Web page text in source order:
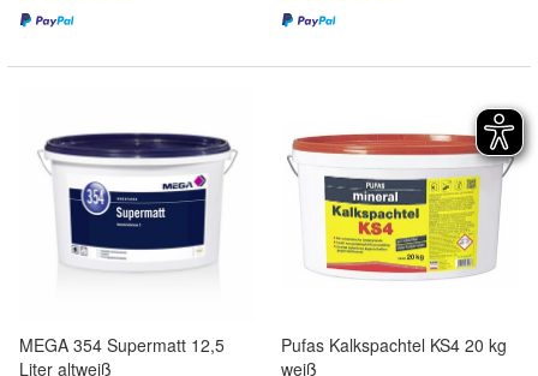
MEGA 354 Supermatt 12,5
Liter altweiß
Pufas Kalkspachtel KS4 20 kg
weiß